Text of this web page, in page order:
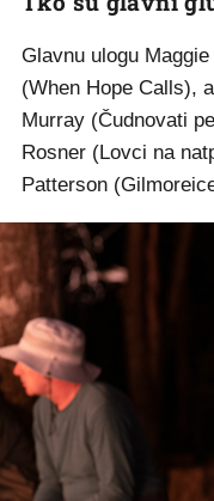
Glavnu ulogu
(When Hope Calls),
Murray (Čudnovati
Rosner (Lovci na
Patterson